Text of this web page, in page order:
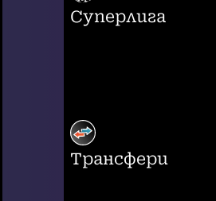
Суперлига
Трансфери